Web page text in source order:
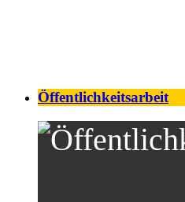
Öffentlichkeitsarbeit